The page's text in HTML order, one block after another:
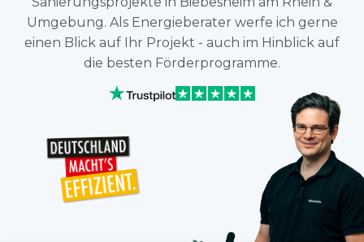
Umgebung. Als Energieberater werfe ich gerne
einen Blick auf Ihr Projekt - auch im Hinblick auf
die besten Förderprogramme.